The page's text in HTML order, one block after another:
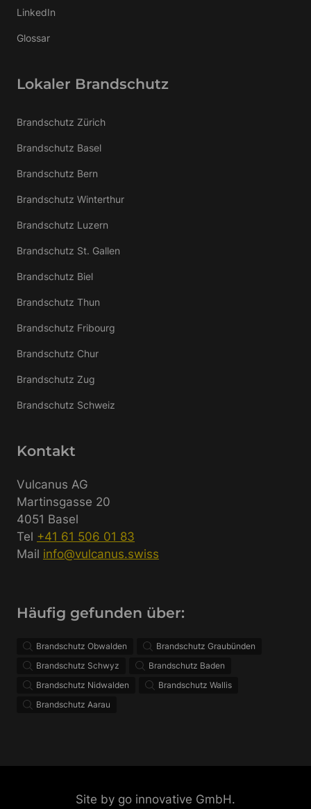
LinkedIn
Glossar
Lokaler Brandschutz
Brandschutz Zürich
Brandschutz Basel
Brandschutz Bern
Brandschutz Winterthur
Brandschutz Luzern
Brandschutz St. Gallen
Brandschutz Biel
Brandschutz Thun
Brandschutz Fribourg
Brandschutz Chur
Brandschutz Zug
Brandschutz Schweiz
Kontakt
Vulcanus AG
Martinsgasse 20
4051 Basel
Tel +41 61 506 01 83
Mail info@vulcanus.swiss
Häufig gefunden über:
Brandschutz Obwalden
Brandschutz Graubünden
Brandschutz Schwyz
Brandschutz Baden
Brandschutz Nidwalden
Brandschutz Wallis
Brandschutz Aarau
Site by go innovative GmbH.